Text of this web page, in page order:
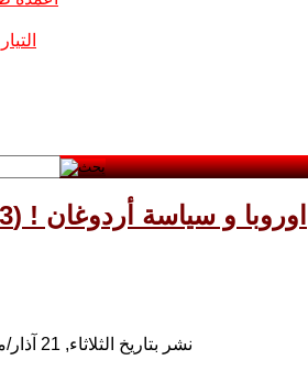
اوروبا و سياسة أردوغان ! (3) / د. مهندالبراك
نشر بتاريخ الثلاثاء, 21 آذار/مارس 2017 17:08